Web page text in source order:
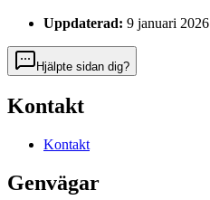
Uppdaterad: 9 januari 2026
Hjälpte sidan dig?
Kontakt
Kontakt
Genvägar